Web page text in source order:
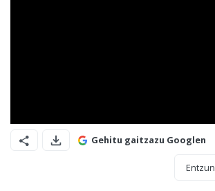
Gehitu gaitzazu Googlen
Entzun